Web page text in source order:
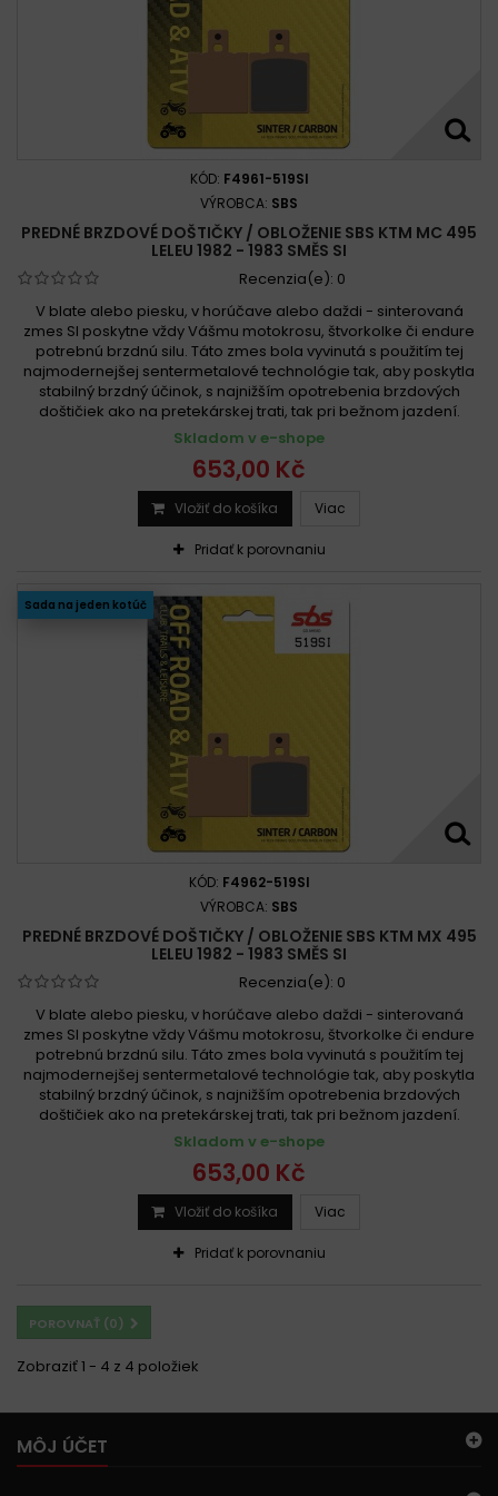
KÓD: F4961-519SI
VÝROBCA: SBS
PREDNÉ BRZDOVÉ DOŠTIČKY / OBLOŽENIE SBS KTM MC 495
LELEU 1982 - 1983 SMĚS SI
Recenzia(e): 0
V blate alebo piesku, v horúčave alebo daždi - sinterovaná
zmes SI poskytne vždy Vášmu motokrosu, štvorkolke či endure
potrebnú brzdnú silu. Táto zmes bola vyvinutá s použitím tej
najmodernejšej sentermetalové technológie tak, aby poskytla
stabilný brzdný účinok, s najnižším opotrebenia brzdových
doštičiek ako na pretekárskej trati, tak pri bežnom jazdení.
Skladom v e-shope
653,00 Kč
Vložiť do košíka Viac
Pridať k porovnaniu
Sada na jeden kotúč
KÓD: F4962-519SI
VÝROBCA: SBS
PREDNÉ BRZDOVÉ DOŠTIČKY / OBLOŽENIE SBS KTM MX 495
LELEU 1982 - 1983 SMĚS SI
Recenzia(e): 0
V blate alebo piesku, v horúčave alebo daždi - sinterovaná
zmes SI poskytne vždy Vášmu motokrosu, štvorkolke či endure
potrebnú brzdnú silu. Táto zmes bola vyvinutá s použitím tej
najmodernejšej sentermetalové technológie tak, aby poskytla
stabilný brzdný účinok, s najnižším opotrebenia brzdových
doštičiek ako na pretekárskej trati, tak pri bežnom jazdení.
Skladom v e-shope
653,00 Kč
Vložiť do košíka Viac
Pridať k porovnaniu
POROVNAŤ (0)
Zobraziť 1 - 4 z 4 položiek
MÔJ ÚČET